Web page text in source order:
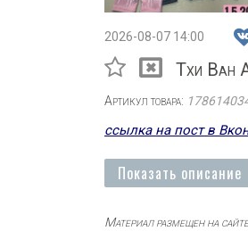
2026-08-07 14:00
Тхи Ван
Артикул товара:
ссылка на пост в
Показать описание
Материал размещен на